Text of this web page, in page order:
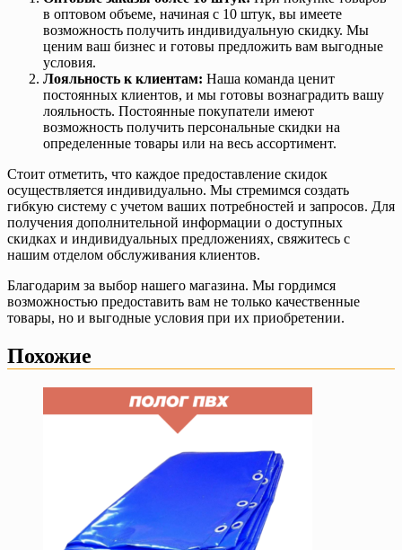
в оптовом объеме, начиная с 10 штук, вы имеете
возможность получить индивидуальную скидку. Мы
ценим ваш бизнес и готовы предложить вам выгодные
условия.
Лояльность к клиентам: Наша команда ценит
постоянных клиентов, и мы готовы вознаградить вашу
лояльность. Постоянные покупатели имеют
возможность получить персональные скидки на
определенные товары или на весь ассортимент.
Стоит отметить, что каждое предоставление скидок
осуществляется индивидуально. Мы стремимся создать
гибкую систему с учетом ваших потребностей и запросов. Для
получения дополнительной информации о доступных
скидках и индивидуальных предложениях, свяжитесь с
нашим отделом обслуживания клиентов.
Благодарим за выбор нашего магазина. Мы гордимся
возможностью предоставить вам не только качественные
товары, но и выгодные условия при их приобретении.
Похожие